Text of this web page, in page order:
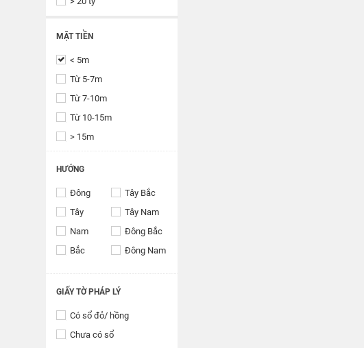
MẶT TIỀN
< 5m
Từ 5-7m
Từ 7-10m
Từ 10-15m
> 15m
HƯỚNG
Đông
Tây Bắc
Tây
Tây Nam
Nam
Đông Bắc
Bắc
Đông Nam
GIẤY TỜ PHÁP LÝ
Có sổ đỏ/ hồng
Chưa có sổ